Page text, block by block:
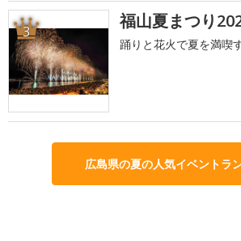
3 福山夏まつり
踊りと花火で夏を満喫
広島県の夏の人気イベントラ